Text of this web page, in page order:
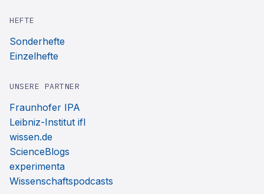
HEFTE
Sonderhefte
Einzelhefte
UNSERE PARTNER
Fraunhofer IPA
Leibniz-Institut ifl
wissen.de
ScienceBlogs
experimenta
Wissenschaftspodcasts